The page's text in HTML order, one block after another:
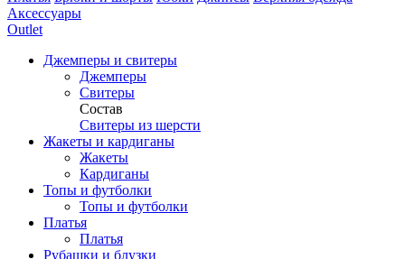
Аксессуары
Outlet
Джемперы и свитеры
Джемперы
Свитеры
Состав
Свитеры из шерсти
Жакеты и кардиганы
Жакеты
Кардиганы
Топы и футболки
Топы и футболки
Платья
Платья
Рубашки и блузки